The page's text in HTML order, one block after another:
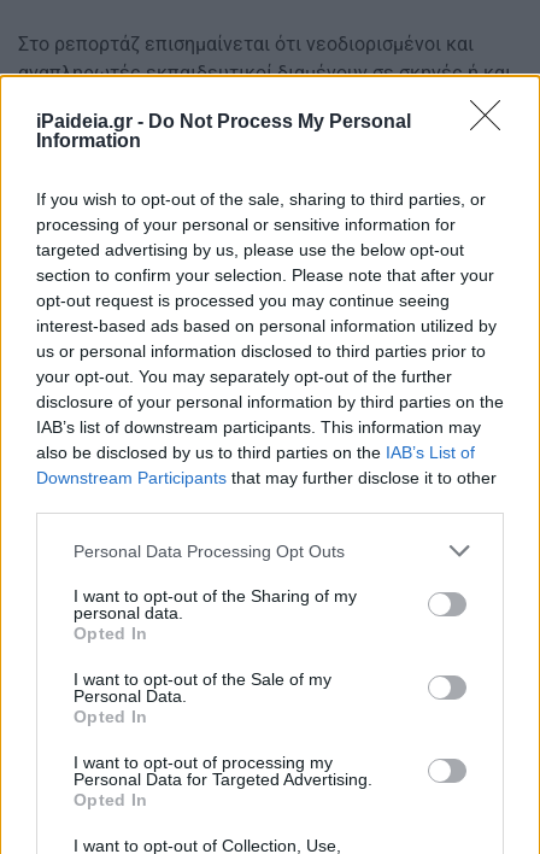
iPaideia.gr - Do Not Process My Personal
Information
If you wish to opt-out of the sale, sharing to third parties, or
processing of your personal or sensitive information for
targeted advertising by us, please use the below opt-out
section to confirm your selection. Please note that after your
opt-out request is processed you may continue seeing
interest-based ads based on personal information utilized by
us or personal information disclosed to third parties prior to
your opt-out. You may separately opt-out of the further
disclosure of your personal information by third parties on the
IAB’s list of downstream participants. This information may
also be disclosed by us to third parties on the IAB’s List of
Downstream Participants that may further disclose it to other
Please note that this website/app uses one or more Google
not limited to your visit or usage behaviour. You may click to
grant or deny consent to Google and its third-party tags to
use your data for below specified purposes in below Google
consent section.
Personal Data Processing Opt Outs
I want to opt-out of the Sharing of my
personal data.
Opted In
I want to opt-out of the Sale of my
Personal Data.
Opted In
I want to opt-out of processing my
Personal Data for Targeted Advertising.
Opted In
I want to opt-out of Collection, Use,
Στο ρεπορτάζ επισημαίνεται ότι νεοδιορισμένοι και
αναπληρωτές εκπαιδευτικοί διαμένουν σε σκηνές ή και
μέσα σε αυτοκίνητα, έως ότου ελευθερωθούν σπίτια
που δίδονται για τουριστικά καταλύματα ενώ για να
ντελίβερι.